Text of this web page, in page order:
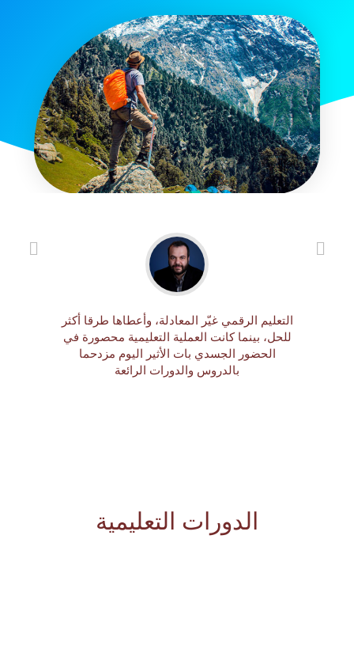
التعليم الرقمي غيّر المعادلة، وأعطاها طرقا أكثر
للحل، بينما كانت العملية التعليمية محصورة في
الحضور الجسدي بات الأثير اليوم مزدحما
بالدروس والدورات الرائعة
الدورات التعليمية